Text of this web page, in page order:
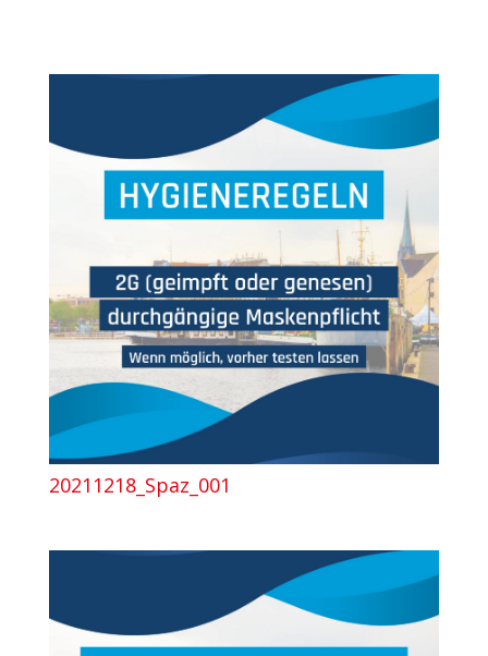
20211218_Spaz_001